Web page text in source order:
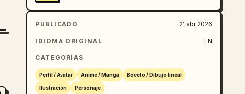
PUBLICADO 21 abr 2026
IDIOMA ORIGINAL EN
CATEGORÍAS
Perfil / Avatar Anime / Manga Boceto / Dibujo lineal
Ilustración Personaje